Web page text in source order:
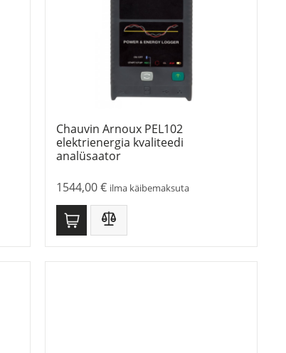
Chauvin Arnoux PEL102
elektrienergia kvaliteedi
analüsaator
1544,00€ ilma käibemaksuta